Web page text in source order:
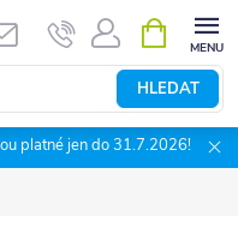
HLEDAT
NÁKUPNÍ
KOŠÍK
platné jen do 31.7.2026!